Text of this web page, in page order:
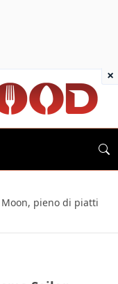
pieno di piatti
×